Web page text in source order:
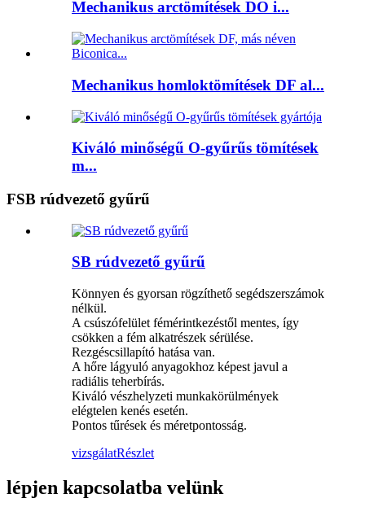
Mechanikus arctömítések DO i...
Mechanikus homloktömítések DF al...
Kiváló minőségű O-gyűrűs tömítések
m...
FSB rúdvezető gyűrű
SB rúdvezető gyűrű
Könnyen és gyorsan rögzíthető segédszerszámok
nélkül.
A csúszófelület fémérintkezéstől mentes, így
csökken a fém alkatrészek sérülése.
Rezgéscsillapító hatása van.
A hőre lágyuló anyagokhoz képest javul a
radiális teherbírás.
Kiváló vészhelyzeti munkakörülmények
elégtelen kenés esetén.
Pontos tűrések és méretpontosság.
vizsgálatRészlet
lépjen kapcsolatba velünk